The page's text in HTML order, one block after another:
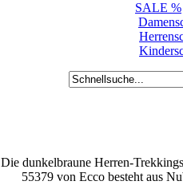
SALE %
Die dunkelbraune Herren-
55379 von Ecco besteht aus